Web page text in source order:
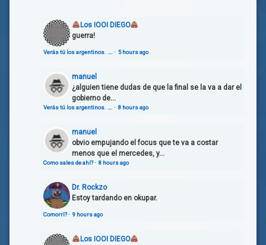
Los IOOI DIEGO
guerra!
Verás tú los argentinos. …. · 5 hours ago
manuel
¿alguien tiene dudas de que la final se la va a dar el
gobierno de...
Verás tú los argentinos. …. · 8 hours ago
manuel
obvio empujando el focus que te va a costar
menos que el mercedes, y...
Como sales de ahí?· 8 hours ago
Dr. Rockzo
Estoy tardando en okupar.
Comorrl?· 9 hours ago
Los IOOI DIEGO